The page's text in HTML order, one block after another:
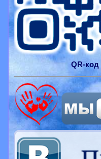
QR-код